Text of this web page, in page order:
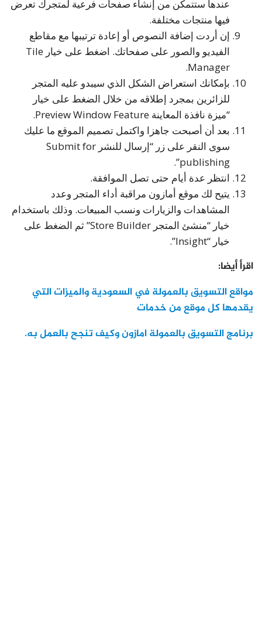
عندها ستتمكن من إنشاء صفحات فرعية لمتجرك تعرض
فيها منتجات مختلفة.
إن أردت إضافة النصوص أو إعادة ترتيبها مع مقاطع
الفيديو والصور على صفحاتك. اضغط على خيار Tile
Manager.
بإمكانك استعراض الشكل الذي سيبدو عليه المتجر
للزائرين بمجرد إطلاقه من خلال الضغط على خيار
“ميزة نافذة المعاينة Preview Window Feature.
بعد أن أصبحت جاهزا واكتمل تصميم الموقع ما عليك
سوى النقر على زر “إرسال للنشر Submit for
publishing”.
انتظر عدة أيام حتى تصل الموافقة.
يتيح لك موقع أمازون مراقبة أداء المتجر وعدد
المشاهدات والزيارات ونسب المبيعات. وذلك باستخدام
خيار “منشئ المتجر Store Builder” ثم الضغط على
خيار “Insight”.
اقرأ أيضا:
مواقع التسويق بالعمولة في السعودية والميزات التي
يقدمها كل موقع من خدمات
برنامج التسويق بالعمولة امازون وكيف تنجح بالعمل به.